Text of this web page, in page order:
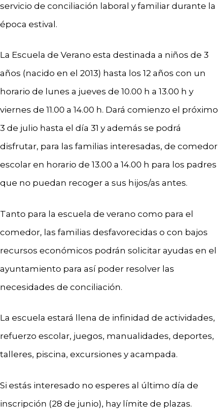
servicio de conciliación laboral y familiar durante la
época estival.
La Escuela de Verano esta destinada a niños de 3
años (nacido en el 2013) hasta los 12 años con un
horario de lunes a jueves de 10.00 h a 13.00 h y
viernes de 11.00 a 14.00 h. Dará comienzo el próximo
3 de julio hasta el día 31 y además se podrá
disfrutar, para las familias interesadas, de comedor
escolar en horario de 13.00 a 14.00 h para los padres
que no puedan recoger a sus hijos/as antes.
Tanto para la escuela de verano como para el
comedor, las familias desfavorecidas o con bajos
recursos económicos podrán solicitar ayudas en el
ayuntamiento para así poder resolver las
necesidades de conciliación.
La escuela estará llena de infinidad de actividades,
refuerzo escolar, juegos, manualidades, deportes,
talleres, piscina, excursiones y acampada.
Si estás interesado no esperes al último día de
inscripción (28 de junio), hay límite de plazas.